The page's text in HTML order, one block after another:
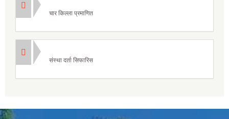
चार किल्ला प्रमाणित
संस्था दर्ता सिफारिस